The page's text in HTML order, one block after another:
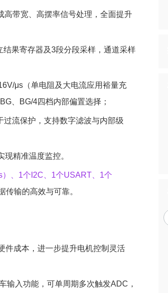
高带宽、高摆率信号处理，全面提升
结果寄存器及3段分段采样，通道采样
μs（单电阻及大电流应用裕量充
、BG/4四档内部偏置选择；
过流保护，支持数字滤波与内部级
精准温度监控。
、1个I2C、1个USART、1个
传输的高效与可靠。
件成本，进一步提升电机控制灵活
输入功能，可单周期多次触发ADC，